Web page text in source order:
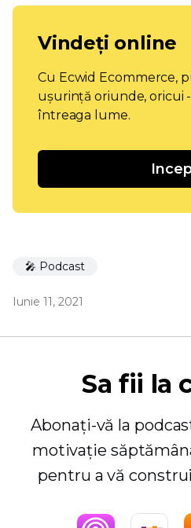
Vindeți online
Cu Ecwid Ecommerce,
ușurință oriunde, oricui
întreaga lume.
🎤 Podcast
Iunie 11, 2021
Sa fii la
Abonați-vă la
motivație
pentru a vă